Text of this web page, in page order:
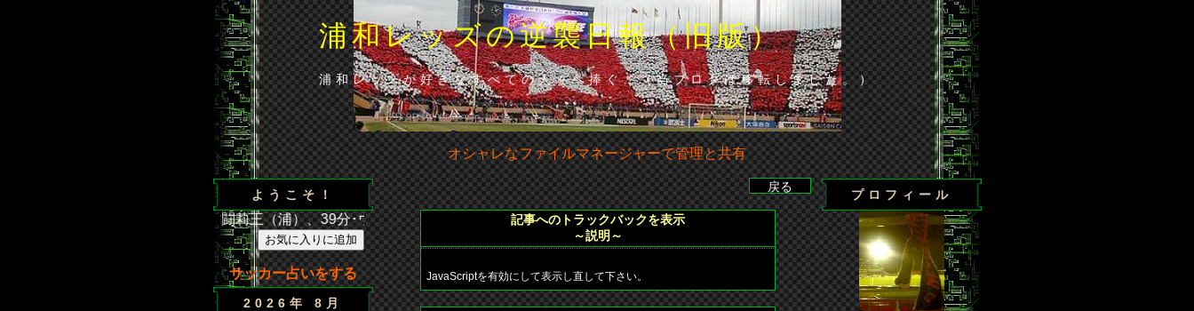
浦和レッズの逆襲日報（旧版）
浦和レッズが好きなすべての人々へ捧ぐ…（当ブロクは移転しました。）
オシャレなファイルマネージャーで管理と共有
ようこそ！
浦和2－1広島 得点／35分･闘莉王（浦）、39分･ウェズレイ（広）、86分･山田（浦）◆山田の貴重な勝ち越し点で下位広島に辛くも勝利◆・・・ 次節の試合／J1第24節 浦和－清水
サッカー占いをする
2026年 8月
記事へのトラックバックを表示
～説明～
JavaScriptを有効にして表示し直して下さい。
プロフィール